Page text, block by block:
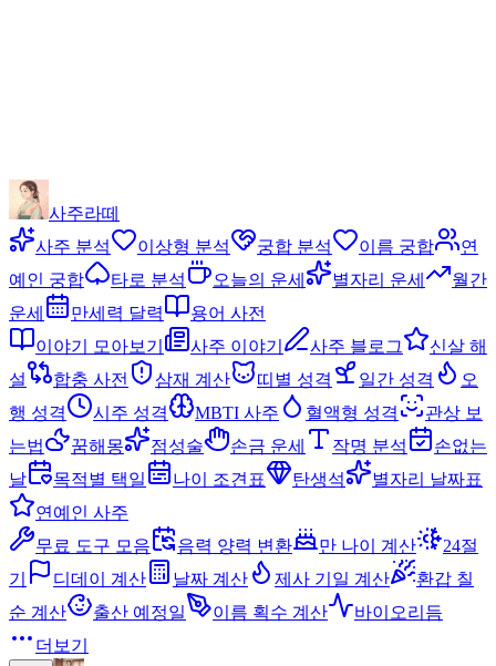
사주라떼
사주 분석
이상형 분석 궁합 분석 이름 궁합
연
예인 궁합
타로 분석 오늘의 운세 별자리 운세
월간
운세
만세력 달력
용어 사전
이야기 모아보기
사주 이야기 사주 블로그
신살 해
설
합충 사전 삼재 계산 띠별 성격 일간 성격
오
행 성격
시주 성격 MBTI 사주 혈액형 성격
관상 보
는법
꿈해몽 점성술 손금 운세 작명 분석
손없는
날
목적별 택일 나이 조견표 탄생석
별자리 날짜표
연예인 사주
무료 도구 모음
음력 양력 변환 만 나이 계산
24절
기
디데이 계산 날짜 계산 제사 기일 계산
환갑 칠
순 계산
출산 예정일 이름 획수 계산
바이오리듬
더보기